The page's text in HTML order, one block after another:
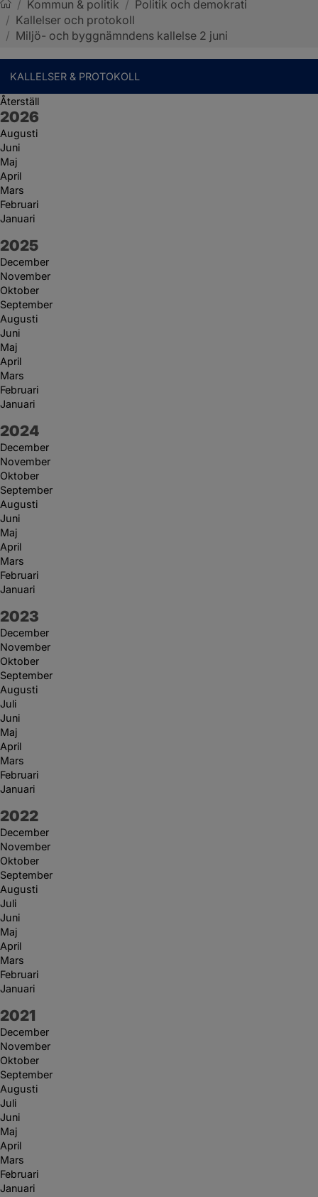
Sotenäs kommun
/ Kommun & politik / Politik och demokrati
/ Kallelser och protokoll
/ Miljö- och byggnämndens kallelse 2 juni
KALLELSER & PROTOKOLL
Återställ
År:
2026
Augusti
Juni
Maj
April
Mars
Februari
Januari
År:
2025
December
November
Oktober
September
Augusti
Juni
Maj
April
Mars
Februari
Januari
År:
2024
December
November
Oktober
September
Augusti
Juni
Maj
April
Mars
Februari
Januari
År:
2023
December
November
Oktober
September
Augusti
Juli
Juni
Maj
April
Mars
Februari
Januari
År:
2022
December
November
Oktober
September
Augusti
Juli
Juni
Maj
April
Mars
Februari
Januari
År:
2021
December
November
Oktober
September
Augusti
Juli
Juni
Maj
April
Mars
Februari
Januari